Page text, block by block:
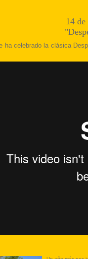
14 de
ha celebrado la clásica